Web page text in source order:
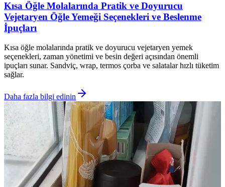
Kısa Öğle Molalarında Pratik ve Doyurucu
Vejetaryen Öğle Yemeği Seçenekleri ve Beslenme
İpuçları
Kısa öğle molalarında pratik ve doyurucu vejetaryen yemek
seçenekleri, zaman yönetimi ve besin değeri açısından önemli
ipuçları sunar. Sandviç, wrap, termos çorba ve salatalar hızlı tüketim
sağlar.
Daha fazla bilgi edinin